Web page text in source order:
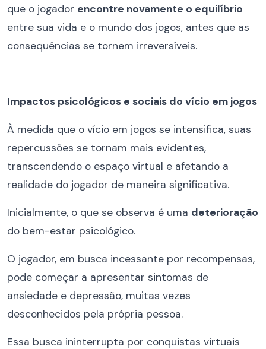
que o jogador encontre novamente o equilíbrio
entre sua vida e o mundo dos jogos, antes que as
consequências se tornem irreversíveis.
Impactos psicológicos e sociais do vício em jogos
À medida que o vício em jogos se intensifica, suas
repercussões se tornam mais evidentes,
transcendendo o espaço virtual e afetando a
realidade do jogador de maneira significativa.
Inicialmente, o que se observa é uma deterioração
do bem-estar psicológico.
O jogador, em busca incessante por recompensas,
pode começar a apresentar sintomas de
ansiedade e depressão, muitas vezes
desconhecidos pela própria pessoa.
Essa busca ininterrupta por conquistas virtuais